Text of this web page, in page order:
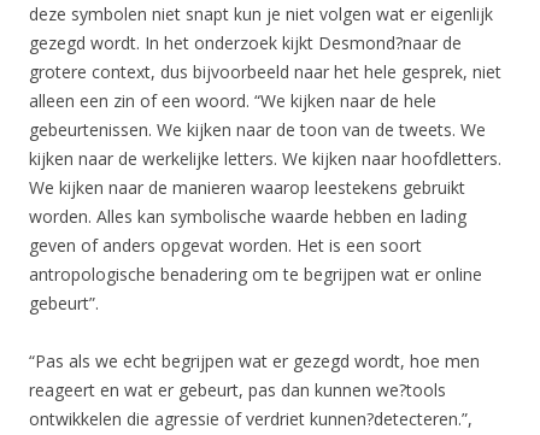
deze symbolen niet snapt kun je niet volgen wat er eigenlijk
gezegd wordt. In het onderzoek kijkt Desmond?naar de
grotere context, dus bijvoorbeeld naar het hele gesprek, niet
alleen een zin of een woord. “We kijken naar de hele
gebeurtenissen. We kijken naar de toon van de tweets. We
kijken naar de werkelijke letters. We kijken naar hoofdletters.
We kijken naar de manieren waarop leestekens gebruikt
worden. Alles kan symbolische waarde hebben en lading
geven of anders opgevat worden. Het is een soort
antropologische benadering om te begrijpen wat er online
gebeurt”.
“Pas als we echt begrijpen wat er gezegd wordt, hoe men
reageert en wat er gebeurt, pas dan kunnen we?tools
ontwikkelen die agressie of verdriet kunnen?detecteren.”,